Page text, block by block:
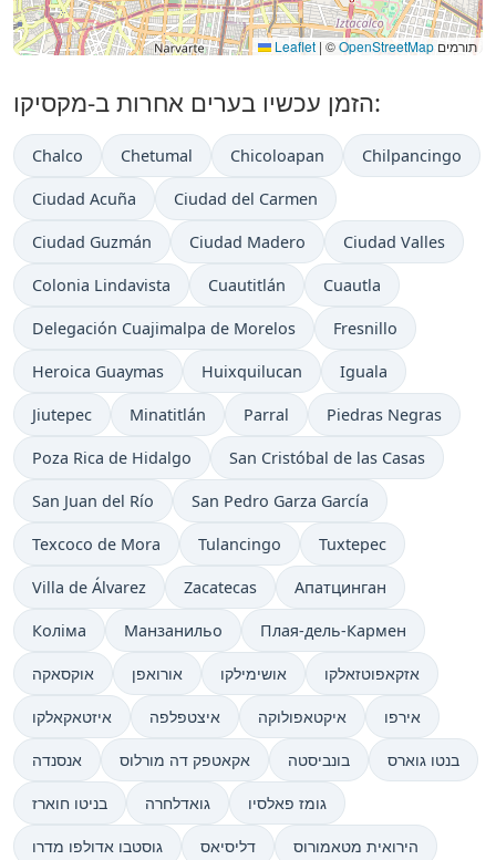
Leaflet | ©OpenStreetMap תורמים
הזמן עכשיו בערים אחרות ב-מקסיקו:
Chalco Chetumal Chicoloapan Chilpancingo
Ciudad Acuña Ciudad del Carmen
Ciudad Guzmán Ciudad Madero Ciudad Valles
Colonia Lindavista Cuautitlán Cuautla
Delegación Cuajimalpa de Morelos Fresnillo
Heroica Guaymas Huixquilucan Iguala
Jiutepec Minatitlán Parral Piedras Negras
Poza Rica de Hidalgo San Cristóbal de las Casas
San Juan del Río San Pedro Garza García
Texcoco de Mora Tulancingo Tuxtepec
Villa de Álvarez Zacatecas Апатцинган
Коліма Манзанильо Плая-дель-Кармен
אוקסאקה אורואפן אושימילקו אזקאפוטזאלקו
איזטאקאלקו איצטפלפה איקטאפולוקה אירפו
אנסנדה אקאטפק דה מורלוס בונביסטה בנטו גוארס
בניטו חוארז גואדלחרה גומז פאלסיו
גוסטבו אדולפו מדרו דליסיאס הירואית מטאמורוס